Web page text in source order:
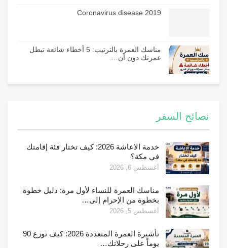
Coronavirus disease 2019
مناسك العمرة بالترتيب: 5 أخطاء شائعة تبطل
عمرتك دون أن…
نصائح السفر
خدمة الاعاشة 2026: كيف تختار فئة إقامتك
في مكة؟
أغسطس 6, 2026
مناسك العمرة للنساء لأول مرة: دليل خطوة
بخطوة من الإحرام إلى…
أغسطس 5, 2026
تأشيرة العمرة المتعددة 2026: كيف توزع 90
يوماً على رحلاتك…